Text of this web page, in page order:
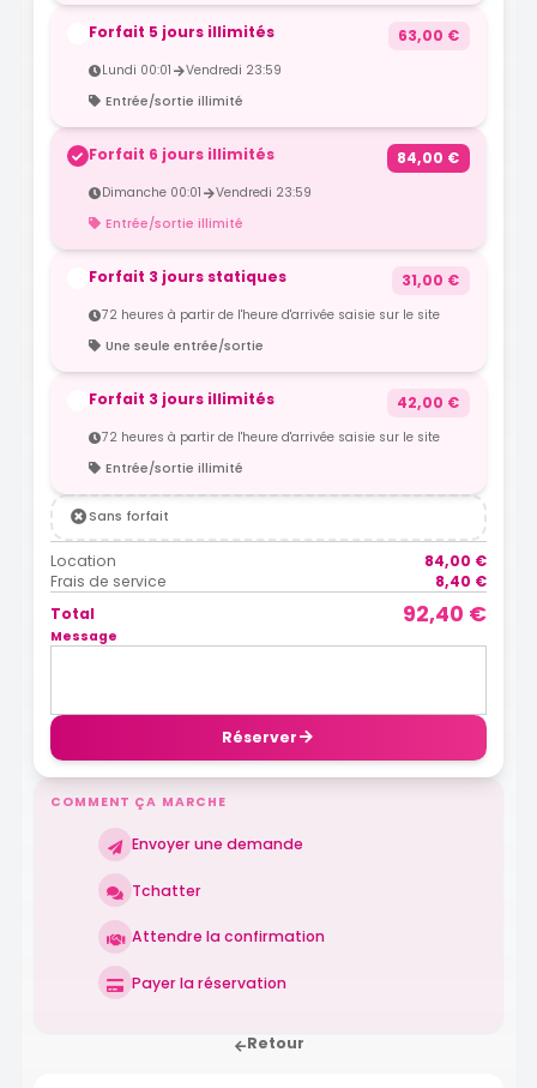
Forfait 5 jours illimités 63,00 €
Lundi 00:01
Vendredi 23:59
Entrée/sortie illimité
Forfait 6 jours illimités 84,00 €
Dimanche 00:01
Vendredi 23:59
Entrée/sortie illimité
Forfait 3 jours statiques 31,00 €
72 heures à partir de l'heure d'arrivée saisie sur le site
Une seule entrée/sortie
Forfait 3 jours illimités 42,00 €
72 heures à partir de l'heure d'arrivée saisie sur le site
Entrée/sortie illimité
Sans forfait
Location
84,00 €
Frais de service
8,40 €
Total
92,40 €
Message
Réserver
COMMENT ÇA MARCHE
Envoyer une demande
Tchatter
Attendre la confirmation
Payer la réservation
Retour